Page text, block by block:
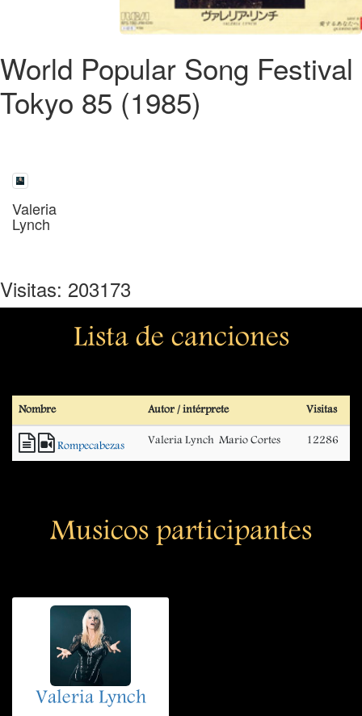
World Popular Song Festival
Tokyo 85 (1985)
Valeria
Lynch
Visitas: 203173
Lista de canciones
Nombre Autor / intérprete Visitas
Rompecabezas Valeria Lynch  Mario Cortes 12286
Musicos participantes
Valeria Lynch